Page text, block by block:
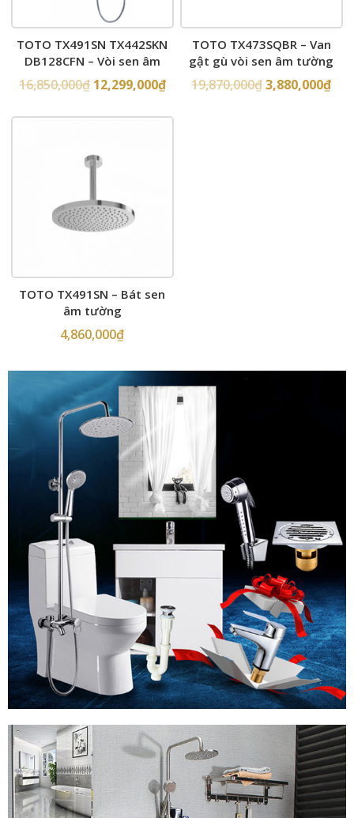
TOTO TX491SN TX442SKN
DB128CFN – Vòi sen âm
tường
16,850,000₫ 12,299,000₫
TOTO TX473SQBR – Van
gật gù vòi sen âm tường
19,870,000₫3,880,000₫
TOTO TX491SN – Bát sen
âm tường
4,860,000₫